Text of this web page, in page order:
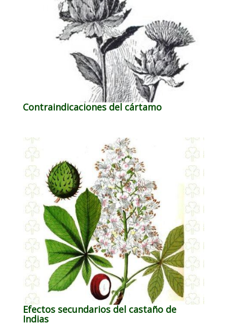
Contraindicaciones del cártamo
Efectos secundarios del castaño de
Indias